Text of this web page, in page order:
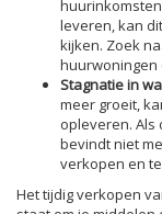
leveren, kan
kijken. Zoek
huurwoningen
Stagnatie in
meer groeit,
opleveren. Als
bevindt niet
verkopen en
Het tijdig verkopen